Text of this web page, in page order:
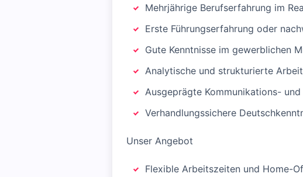
Mehrjährige Berufserfahrung im
Erste Führungserfahrung oder
Gute Kenntnisse im gewerblichen
Analytische und strukturierte
Ausgeprägte Kommunikations-
Verhandlungssichere
Unser Angebot
Flexible Arbeitszeiten und Home-